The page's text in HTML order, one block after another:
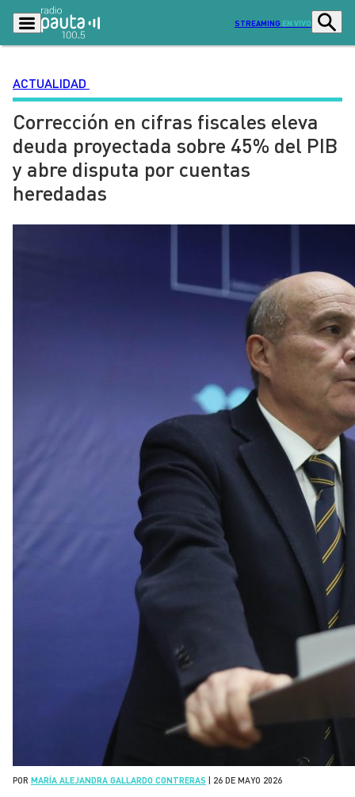
STREAMING EN VIVO
Podcasts Programas
Lo Último Actualidad
Ciudad
Opinión
Señal 2
ACTUALIDAD
Corrección en cifras fiscales eleva
deuda proyectada sobre 45% del PIB
y abre disputa por cuentas
heredadas
POR MARÍA ALEJANDRA GALLARDO CONTRERAS 26 DE MAYO 2026